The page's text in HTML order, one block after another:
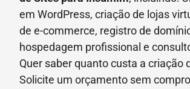
em WordPress, criação de lojas
de e-commerce, registro de
hospedagem profissional e
Quer saber quanto custa a criação
Solicite um orçamento sem